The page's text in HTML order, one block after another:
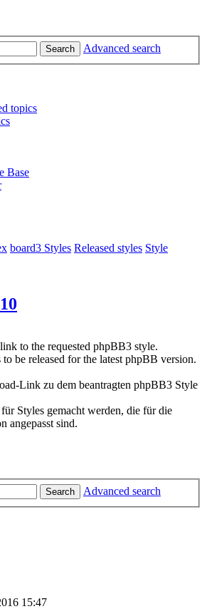
Search Advanced search
topics
Base
board3 Styles Released styles Style
to the requested phpBB3 style.
to be released for the latest phpBB version.
Link zu dem beantragten phpBB3 Style
Styles gemacht werden, die für die
angepasst sind.
Search
Advanced search
15:47